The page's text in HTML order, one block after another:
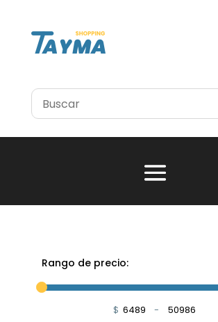
Rango de precio:
$ Minimum Price
-Maximum Price